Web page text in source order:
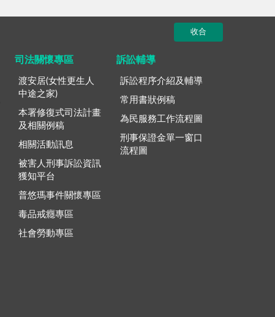
收合
司法關懷專區
渡安居(女性更生人
中途之家)
本署修復式司法計畫
及相關例稿
相關活動訊息
被害人刑事訴訟資訊
獲知平台
普悠瑪事件關懷專區
毒品戒癮專區
社會勞動專區
訴訟輔導
訴訟程序介紹及輔導
常用書狀例稿
為民服務工作流程圖
刑事保證金單一窗口
流程圖